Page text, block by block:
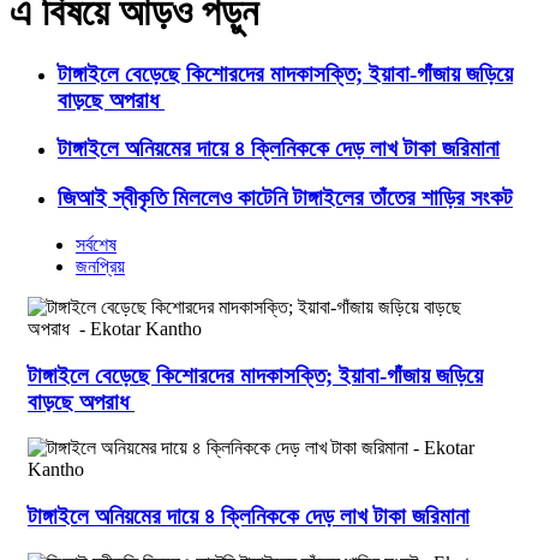
এ বিষয়ে আড়ও পড়ুন
টাঙ্গাইলে বেড়েছে কিশোরদের মাদকাসক্তি; ইয়াবা-গাঁজায় জড়িয়ে
বাড়ছে অপরাধ
টাঙ্গাইলে অনিয়মের দায়ে ৪ ক্লিনিককে দেড় লাখ টাকা জরিমানা
জিআই স্বীকৃতি মিললেও কাটেনি টাঙ্গাইলের তাঁতের শাড়ির সংকট
সর্বশেষ
জনপ্রিয়
টাঙ্গাইলে বেড়েছে কিশোরদের মাদকাসক্তি; ইয়াবা-গাঁজায় জড়িয়ে
বাড়ছে অপরাধ
টাঙ্গাইলে অনিয়মের দায়ে ৪ ক্লিনিককে দেড় লাখ টাকা জরিমানা